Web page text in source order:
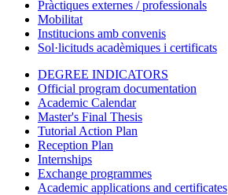
Pràctiques externes / professionals
Mobilitat
Institucions amb convenis
Sol·licituds acadèmiques i certificats
DEGREE INDICATORS
Official program documentation
Academic Calendar
Master's Final Thesis
Tutorial Action Plan
Reception Plan
Internships
Exchange programmes
Academic applications and certificates